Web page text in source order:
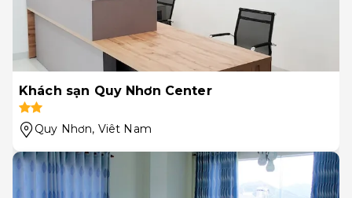
Khách sạn Quy Nhơn Center
Quy Nhơn, Viêt Nam